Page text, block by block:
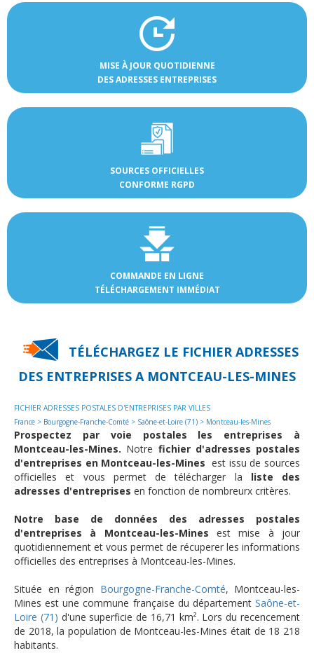
MISE À JOUR QUOTIDIENNE
DES ADRESSES ENTREPRISES
SOURCES OFFICIELLES
CONFORME RGPD
COMMANDE EN LIGNE
TÉLÉCHARGEMENT IMMÉDIAT
TÉLÉCHARGEZ LE FICHIER ADRESSES
DES ENTREPRISES A MONTCEAU-LES-MINES
FICHIER ADRESSES POSTALES D'ENTREPRISES PAR VILLES
France > Bourgogne-Franche-Comté > Saône-et-Loire (71) > Montceau-les-Mines
Prospectez par voie postales les entreprises à
Montceau-les-Mines. Notre fichier d'adresses postales
d'entreprises en Montceau-les-Mines est issu de sources
officielles et vous permet de télécharger la liste des
adresses d'entreprises en fonction de nombreurx critères.
Notre base de données des adresses postales
d'entreprises à Montceau-les-Mines est mise à jour
quotidiennement et vous permet de récuperer les informations
officielles des entreprises à Montceau-les-Mines.
Située en région Bourgogne-Franche-Comté, Montceau-les-
Mines est une commune française du département Saône-et-
Loire (71) d'une superficie de 16,71 km². Lors du recencement
de 2018, la population de Montceau-les-Mines était de 18 218
habitants.